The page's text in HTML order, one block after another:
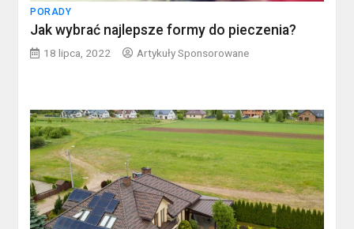
PORADY
Jak wybrać najlepsze formy do pieczenia?
18 lipca, 2022 Artykuły Sponsorowane